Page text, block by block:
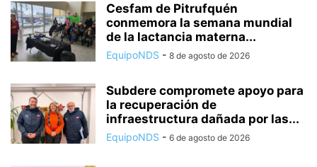
Cesfam de Pitrufquén
conmemora la semana mundial
de la lactancia materna...
EquipoNDS - 8 de agosto de 2026
Subdere compromete apoyo para
la recuperación de
infraestructura dañada por las...
EquipoNDS - 6 de agosto de 2026